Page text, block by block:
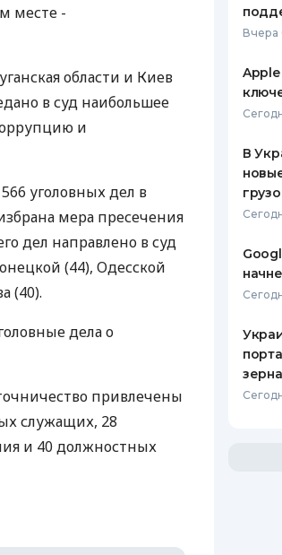
ПУТЕВОДИТЕЛИ ПО
БАНКОВСКИМ КАРТАМ
ВСЕ
месте -
области и Киев
в суд наибольшее
и
уголовных дел в
мера пресечения
дел направлено в суд
(44), Одесской
(40).
дела о
привлечены
служащих, 28
и 40 должностных
Вчера
В
зерна